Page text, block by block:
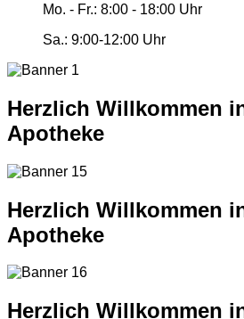
Mo. - Fr.: 8:00 - 18:00 Uhr
Sa.: 9:00-12:00 Uhr
Herzlich Willkommen
Apotheke
Herzlich Willkommen
Apotheke
Herzlich Willkommen